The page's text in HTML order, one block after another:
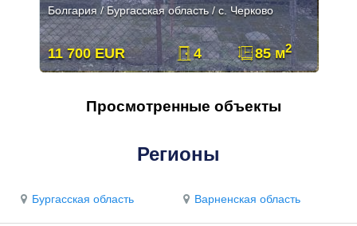
Болгария / Бургасская область / с. Черково
11 700 EUR 4 85 м2
Просмотренные объекты
Регионы
Бургасская область Варненская область